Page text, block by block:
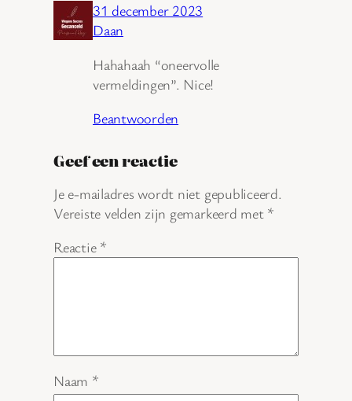
31 december 2023
Daan
Hahahaah “oneervolle
vermeldingen”. Nice!
Beantwoorden
Geef een reactie
Je e-mailadres wordt niet gepubliceerd.
Vereiste velden zijn gemarkeerd met *
Reactie *
Naam *